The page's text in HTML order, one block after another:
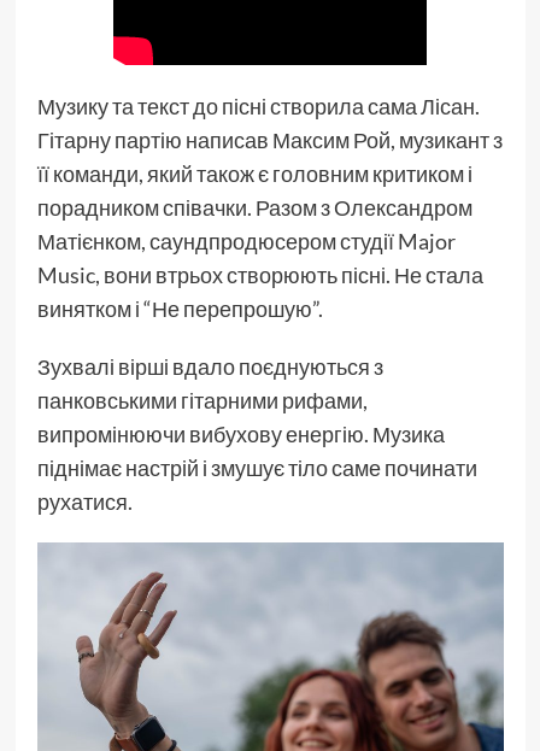
Музику та текст до пісні створила сама Лісан.
Гітарну партію написав Максим Рой, музикант з
її команди, який також є головним критиком і
порадником співачки. Разом з Олександром
Матієнком, саундпродюсером студії Major
Music, вони втрьох створюють пісні. Не стала
винятком і “Не перепрошую”.
Зухвалі вірші вдало поєднуються з
панковськими гітарними рифами,
випромінюючи вибухову енергію. Музика
піднімає настрій і змушує тіло саме починати
рухатися.